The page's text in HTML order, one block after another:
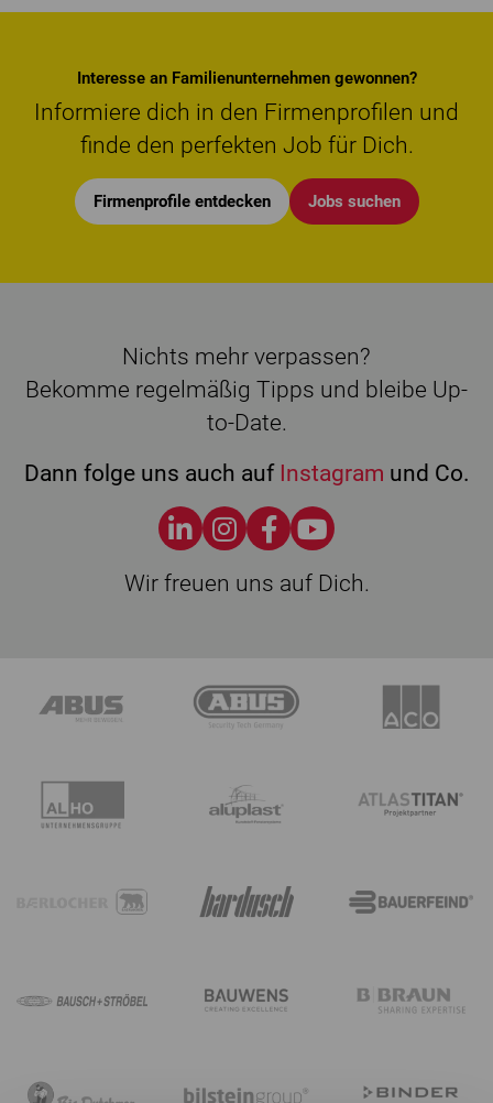
Interesse an Familienunternehmen gewonnen?
Informiere dich in den Firmenprofilen und
finde den perfekten Job für Dich.
Firmenprofile entdecken Jobs suchen
Nichts mehr verpassen?
Bekomme regelmäßig Tipps und bleibe Up-
to-Date.
Dann folge uns auch auf Instagram und Co.
Wir freuen uns auf Dich.